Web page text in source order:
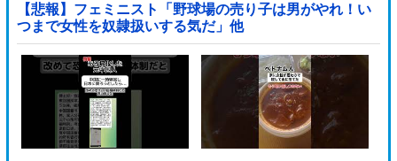
【悲報】フェミニスト「野球場の売り子は男がやれ！い
つまで女性を奴隷扱いする気だ」他